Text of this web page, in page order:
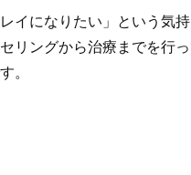
イになりたい」という気
リングから治療までを行
。